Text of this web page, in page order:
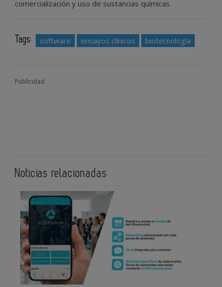
comercialización y uso de sustancias químicas
Tags: software ensayos clínicos biotecnología
Publicidad
Noticias relacionadas